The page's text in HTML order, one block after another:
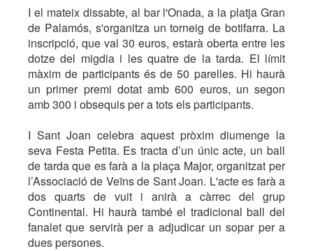
I el mateix dissabte, al bar l'Onada, a la platja Gran
de Palamós, s'organitza un torneig de botifarra. La
inscripció, que val 30 euros, estarà oberta entre les
dotze del migdia i les quatre de la tarda. El límit
màxim de participants és de 50 parelles. Hi haurà
un primer premi dotat amb 600 euros, un segon
amb 300 i obsequis per a tots els participants.
I Sant Joan celebra aquest pròxim diumenge la
seva Festa Petita. Es tracta d’un únic acte, un ball
de tarda que es farà a la plaça Major, organitzat per
l’Associació de Veïns de Sant Joan. L'acte es farà a
dos quarts de vuit i anirà a càrrec del grup
Continental. Hi haurà també el tradicional ball del
fanalet que servirà per a adjudicar un sopar per a
dues persones.